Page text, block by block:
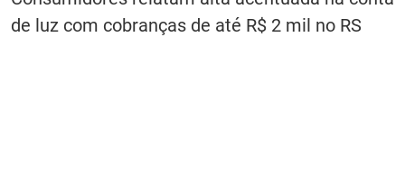
de luz com cobranças de até R$ 2 mil no RS